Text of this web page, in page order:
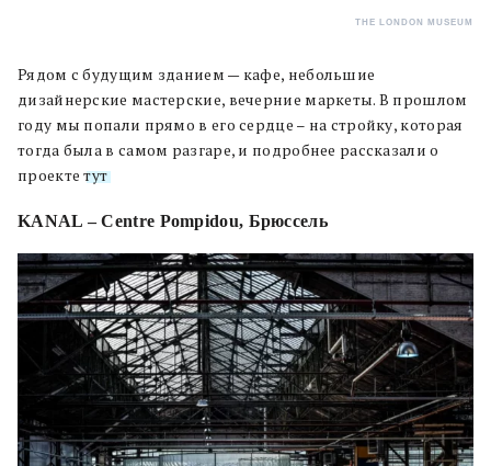
THE LONDON MUSEUM
Рядом с будущим зданием — кафе, небольшие
дизайнерские мастерские, вечерние маркеты. В прошлом
году мы попали прямо в его сердце – на стройку, которая
тогда была в самом разгаре, и подробнее рассказали о
проектетут.
KANAL – Centre Pompidou, Брюссель